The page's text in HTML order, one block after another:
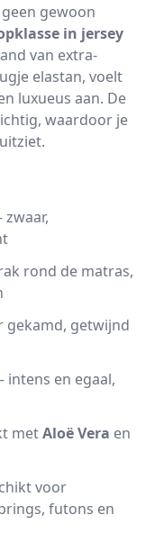
geen gewoon
in jersey
van extra-
elastan, voelt
luxueus aan. De
waardoor je
zwaar,
rond de matras,
gekamd, getwijnd
intens en egaal,
metAloë Vera en
voor
futons en